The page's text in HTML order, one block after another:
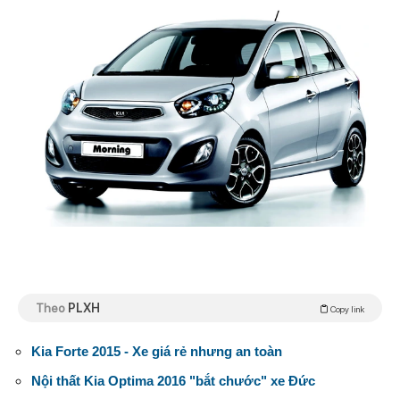
Theo PLXH Copy link
Kia Forte 2015 - Xe giá rẻ nhưng an toàn
Nội thất Kia Optima 2016 "bắt chước" xe Đức